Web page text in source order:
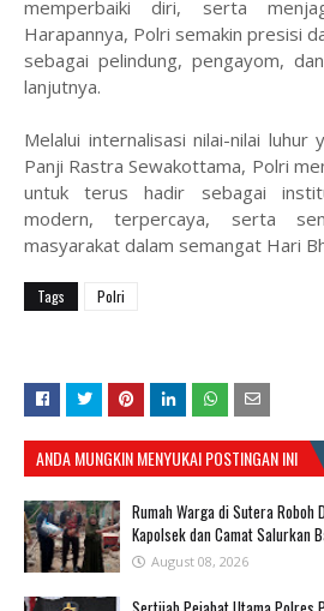
memperbaiki diri, serta
Harapannya, Polri semakin presisi
sebagai pelindung, pengayom,
lanjutnya.
Melalui internalisasi nilai-nilai luhur
Panji Rastra Sewakottama, Polri
untuk terus hadir sebagai
modern, terpercaya, serta
masyarakat dalam semangat Hari
Tags Polri
ANDA MUNGKIN MENYUKAI POSTINGAN INI
Rumah Warga di Sutera Roboh
Kapolsek dan Camat Salurkan
August 08, 2026